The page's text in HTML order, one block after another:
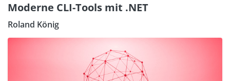
Moderne CLI-Tools mit .NET
Roland König